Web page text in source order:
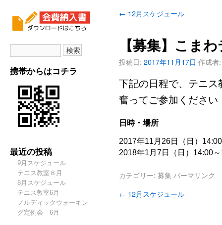
携帯からはコチラ
最近の投稿
9月スケジュール
テニス教室８月
8月スケジュール
テニス教室6月
ノルディックウォーキン
グ定例会 6月
← 12月スケジュール
【募集】こま
投稿日: 2017年11月17日 作成者:
下記の日程で、テニス
奮ってご参加ください
日時・場所
2017年11月26日（日）
2018年1月7日（日）14:00
カテゴリー: 募集 パーマリンク
← 12月スケジュール